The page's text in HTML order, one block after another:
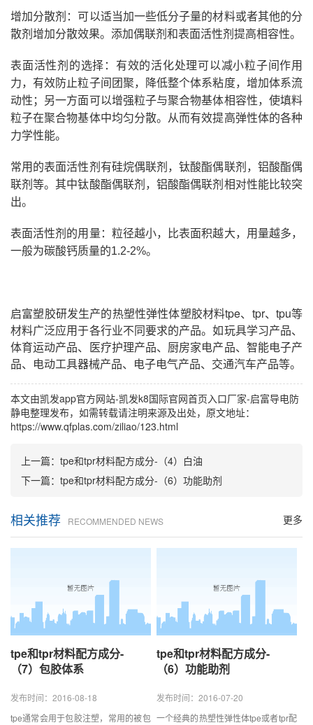
增加分散剂：可以适当加一些低分子量的材料或者其他的分
散剂增加分散效果。添加偶联剂和表面活性剂提高相容性。
表面活性剂的选择：有效的活化处理可以减小粒子间作用
力，有效防止粒子间团聚，降低整个体系粘度，增加体系流
动性；另一方面可以增强粒子与聚合物基体相容性，使填料
粒子在聚合物基体中均匀分散。从而有效提高弹性体的各种
力学性能。
常用的表面活性剂有硅烷偶联剂，钛酸酯偶联剂，铝酸酯偶
联剂等。其中钛酸酯偶联剂，铝酸酯偶联剂相对性能比较突
出。
表面活性剂的用量：粒径越小，比表面积越大，用量越多，
一般为碳酸钙质量的1.2-2%。
启富塑胶研发生产的热塑性弹性体塑胶材料tpe、tpr、tpu等
材料广泛应用于各行业不同要求的产品。如玩具学习产品、
体育运动产品、医疗护理产品、厨房家电产品、智能电子产
品、电动工具器械产品、电子电气产品、交通汽车产品等。
本文由凯发app官方网站-凯发k8国际官网首页入口厂家-启富导电防
静电整理发布，如需转载请注明来源及出处，原文地址：
https://www.qfplas.com/ziliao/123.html
上一篇： tpe和tpr材料配方成分-（4）白油
下一篇： tpe和tpr材料配方成分-（6）功能助剂
更多
相关推荐 RECOMMENDED NEWS
tpe和tpr材料配方成分-
（7）包胶体系
发布时间：2016-08-18
tpe通常会用于包胶注塑，常用的被包
tpe和tpr材料配方成分-
（6）功能助剂
发布时间：2016-07-20
一个经典的热塑性弹性体tpe或者tpr配